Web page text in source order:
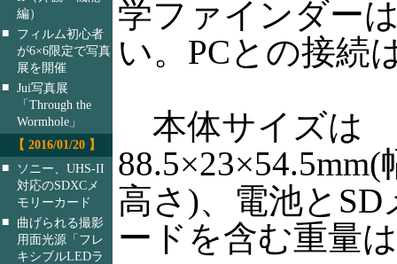
編）
■
フィルム初心者
が6×6限定で写真
展を開催
■ Jui写真展
「Through the
Wormhole」
【 2016/01/20 】
■
ソニー、UHS-II
対応のSDXCメ
モリーカード
■
曲げられる撮影
用面光源「フレ
キシブルLEDラ
学ファインダー
い。PCとの接続
本体サイズは
高さ)、電池と
ードを含む重量